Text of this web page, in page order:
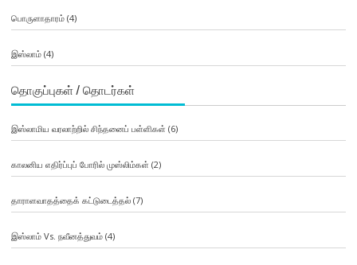
பொருளாதாரம்(4)
இஸ்லாம்(4)
தொகுப்புகள் / தொடர்கள்
இஸ்லாமிய வரலாற்றில் சிந்தனைப் பள்ளிகள் (6)
காலனிய எதிர்ப்புப் போரில் முஸ்லிம்கள் (2)
தாராளவாதத்தைக் கட்டுடைத்தல்(7)
இஸ்லாம் Vs. நவீனத்துவம்(4)